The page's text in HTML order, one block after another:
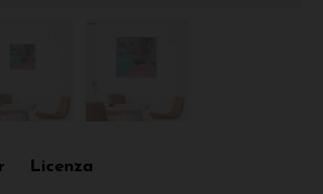
Licenza